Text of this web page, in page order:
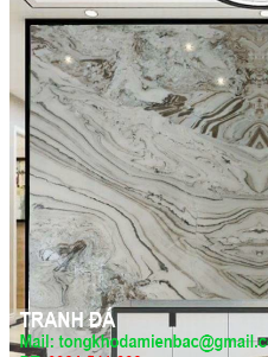
Đá Granite
Đá Granite Màu Vàng
Đá Granite Màu Xám
Đá Granite Màu Đen
Đá Granite Màu Xanh
Đá Granite Màu Nâu
Đá Granite Màu Đỏ
Đá Travertine